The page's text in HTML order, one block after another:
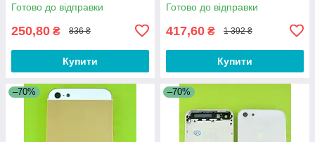
Готово до відправки
250,80 ₴ 836 ₴
Купити
Готово до відправки
417,60 ₴ 1 392 ₴
Купити
–70% –70%